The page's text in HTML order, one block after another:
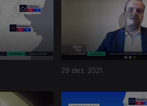
29 dez. 2021